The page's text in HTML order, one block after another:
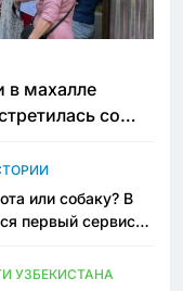
в махалле
со
или собаку? В
первый сервис
УЗБЕКИСТАНА